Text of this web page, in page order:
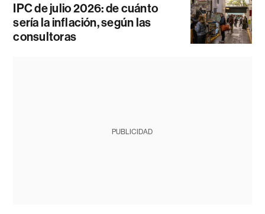
IPC de julio 2026: de cuánto
sería la inflación, según las
consultoras
PUBLICIDAD